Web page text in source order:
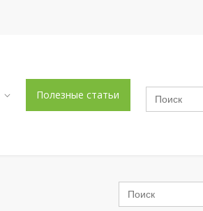
Полезные статьи Search
for:
Search
for: